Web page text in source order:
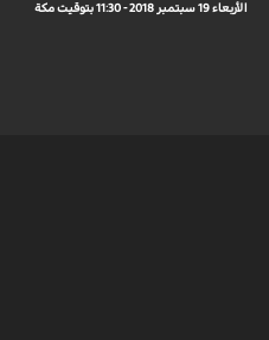
الأربعاء 19 سبتمبر 2018 - 11:30 بتوقيت مكة